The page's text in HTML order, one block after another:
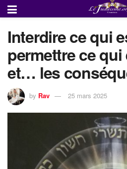
Interdire ce qui
permettre ce
et… les
by Rav 25 mars 2025